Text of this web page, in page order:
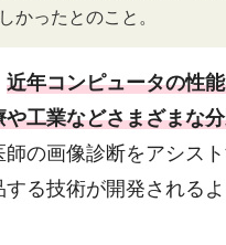
かったとのこと。
近年コンピュータの性
や工業などさまざまな
師の画像診断をアシス
する技術が開発される